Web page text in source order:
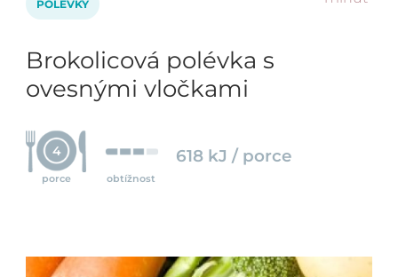
POLÉVKY
Brokolicová polévka s
ovesnými vločkami
4
porce obtížnost
618 kJ / porce